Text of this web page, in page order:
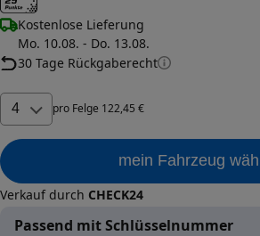
Kostenlose Lieferung
Mo. 10.08. - Do. 13.08.
30 Tage Rückgaberecht
4 pro Felge 122,45 €
mein Fahrzeug
Verkauf durch CHECK24
Passend mit Schlüsselnummer